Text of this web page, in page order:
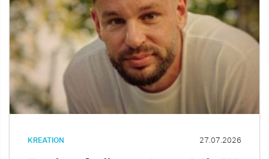
KREATION 27.07.2026